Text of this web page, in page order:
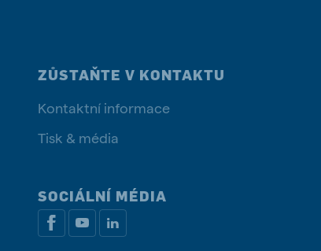
ZŮSTAŇTE V KONTAKTU
Kontaktní informace
Tisk & média
SOCIÁLNÍ MÉDIA